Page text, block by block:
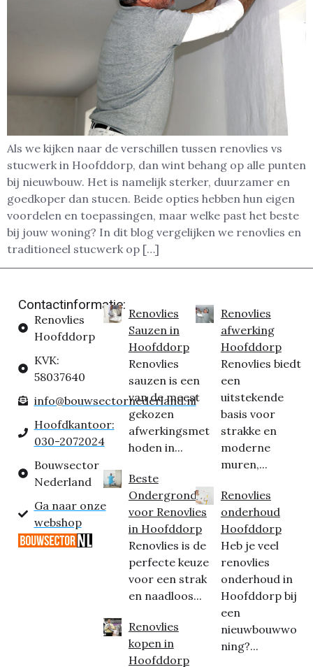
Als we kijken naar de verschillen tussen renovlies vs
stucwerk in Hoofddorp, dan wint behang op alle punten
bij nieuwbouw. Het is namelijk sterker, duurzamer en
goedkoper dan stucen. Beide opties hebben hun eigen
voordelen en toepassingen, maar welke past het beste
bij jouw woning? In dit blog vergelijken we renovlies en
traditioneel stucwerk op […]
Contactinformatie:
Renovlies
Hoofddorp
KVK:
58037640
info@bouwsectornederland.nl
Hoofdkantoor:
030-2072024
Bouwsector
Nederland
Ga naar onze
webshop
Renovlies
Sauzen in
Hoofddorp
Renovlies
sauzen is een
van de meest
gekozen
afwerkingsmet
hoden in...
Beste
Ondergrond
voor Renovlies
in Hoofddorp
Renovlies is de
perfecte keuze
voor een strak
en naadloos...
Renovlies
kopen in
Hoofddorp
Renovlies
afwerking
Hoofddorp
Renovlies biedt
een
uitstekende
basis voor
strakke en
moderne
muren,...
Renovlies
onderhoud
Hoofddorp
Heb je veel
renovlies
onderhoud in
Hoofddorp bij
een
nieuwbouwwo
ning?...